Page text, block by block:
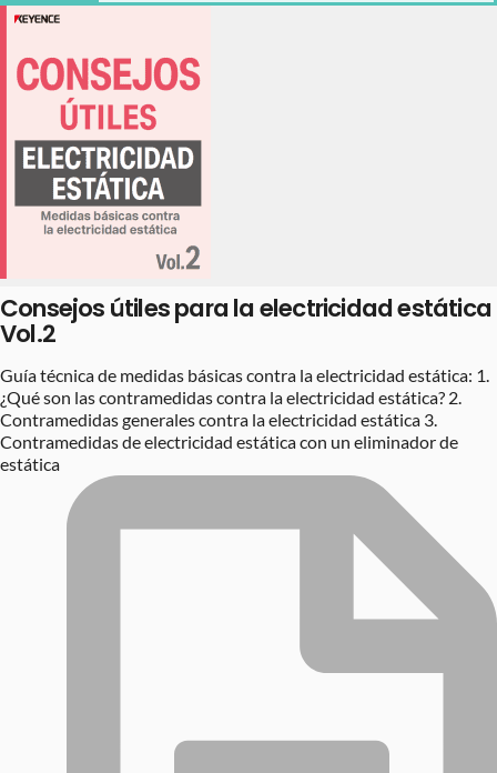
Consejos útiles para la electricidad estática
Vol.2
Guía técnica de medidas básicas contra la electricidad estática: 1.
¿Qué son las contramedidas contra la electricidad estática? 2.
Contramedidas generales contra la electricidad estática 3.
Contramedidas de electricidad estática con un eliminador de
estática